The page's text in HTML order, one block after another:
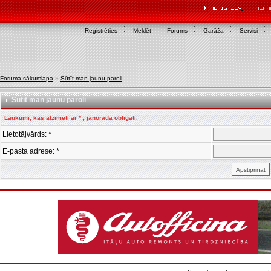
Reģistrēties Meklēt Forums Garāža Servisi
Foruma sākumlapa » Sūtīt man jaunu paroli
Sūtīt man jaunu paroli
Laukumi, kas atzīmēti ar * , jānorāda obligāti.
Lietotājvārds: *
E-pasta adrese: *